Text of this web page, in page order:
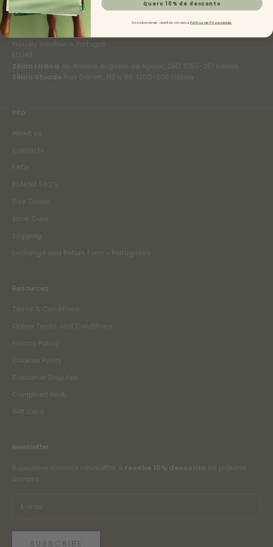
O nosso compromisso é inspirar o teu caminho. Cada passo escreve
uma história.
Our commitment is to inspire your way. Each step creates your history.
Proudly created in Portugal
LOJAS
Zilian Lisboa Av. António Augusto de Aguiar, 29D. 1050-251 Lisboa
Zilian Chiado Rua Garrett, 112 a 118. 1200-205 Lisboa
Info
About us
Contacts
FAQs
KLARNA FAQ'S
Size Guide
Shoe Care
Shipping
Exchange and Return Form - Portuguese
Resources
Terms & Conditions
Online Terms and Conditions
Privacy Policy
Cookies Policy
Customer Disputes
Complaint Book
Gift Card
Newsletter
Subscreve a nossa newsletter e recebe 10% desconto na próxima
compra.
SUBSCRIBE
Quero 10% de desconto
Ao subscrever, aceitas a nossa Política de Privacidade.